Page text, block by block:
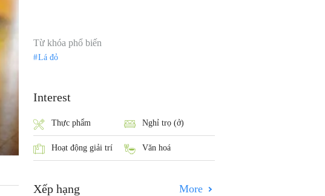
Từ khóa phổ biến
Lá đỏ
Interest
Thực phẩm Nghỉ trọ (ở)
Hoạt động giải trí Văn hoá
Xếp hạng More